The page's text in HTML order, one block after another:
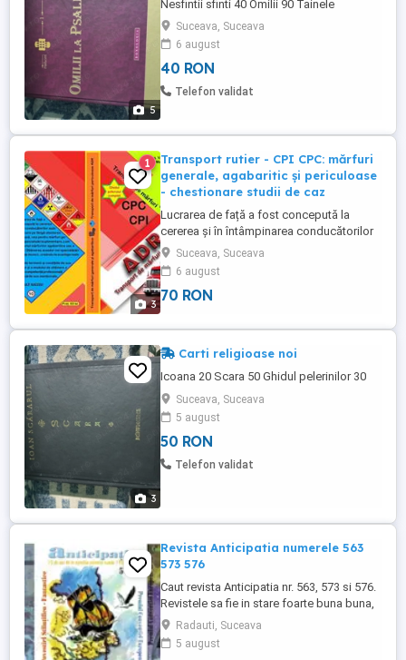
5
Nesfintii sfinti 40 Omilii 90 Tainele
vindecarii 30
Suceava, Suceava
6 august
40 RON
Telefon validat
3
1
Transport rutier - CPI CPC: mărfuri
generale, agabaritic și periculoase
- chestionare studii de caz
Lucrarea de față a fost concepută la
cererea și în întâmpinarea conducătorilor
auto profesioniști, care pe lângă atestarea
profesională de bază, cea pentru
transport de mărfuri generale, doresc și
alte specializări mai complexe,
transport de mărfuri agabaritice și sau ...
Suceava, Suceava
6 august
70 RON
3
Carti religioase noi
Icoana 20 Scara 50 Ghidul pelerinilor 30
Suceava, Suceava
5 august
50 RON
Telefon validat
Revista Anticipatia numerele 563
573 576
Caut revista Anticipatia nr. 563, 573 si 576.
Revistele sa fie in stare foarte buna buna,
sa nu aiba foi lipsa sau rupte, sa nu fie
uzate. Va rog sa trimiteti fotografii.
Radauti, Suceava
5 august